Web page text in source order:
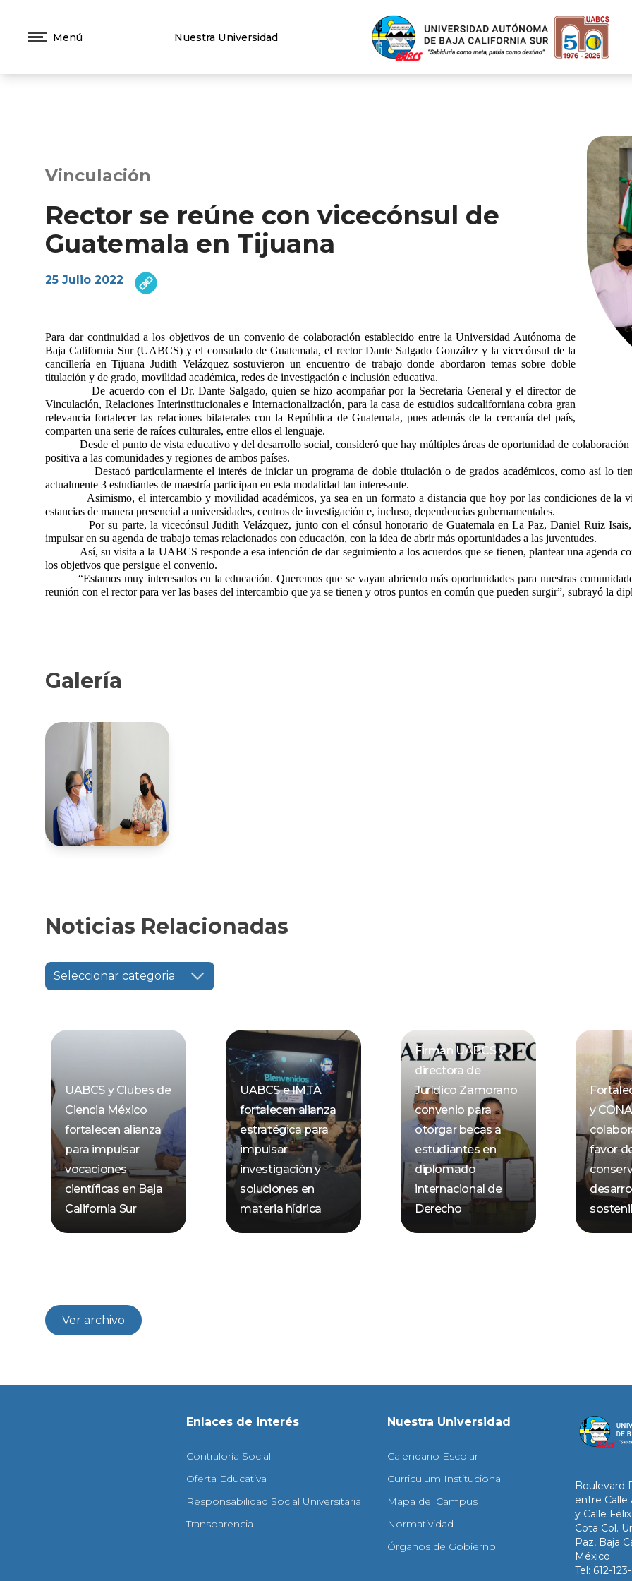
Menú Nuestra Universidad
Vinculación
Rector se reúne con vicecónsul de
Guatemala en Tijuana
25 Julio 2022
Para dar continuidad a los objetivos de un convenio de colaboración establecido entre la Universidad Autónoma de
Baja California Sur (UABCS) y el consulado de Guatemala, el rector Dante Salgado González y la vicecónsul de la
cancillería en Tijuana Judith Velázquez sostuvieron un encuentro de trabajo donde abordaron temas sobre doble
titulación y de grado, movilidad académica, redes de investigación e inclusión educativa.
De acuerdo con el Dr. Dante Salgado, quien se hizo acompañar por la Secretaria General y el director de
Vinculación, Relaciones Interinstitucionales e Internacionalización, para la casa de estudios sudcaliforniana cobra gran
relevancia fortalecer las relaciones bilaterales con la República de Guatemala, pues además de la cercanía del país,
comparten una serie de raíces culturales, entre ellos el lenguaje.
Desde el punto de vista educativo y del desarrollo social, consideró que hay múltiples áreas de oportunidad de colaboración
positiva a las comunidades y regiones de ambos países.
Destacó particularmente el interés de iniciar un programa de doble titulación o de grados académicos, como así lo
actualmente 3 estudiantes de maestría participan en esta modalidad tan interesante.
Asimismo, el intercambio y movilidad académicos, ya sea en un formato a distancia que hoy por las condiciones de la
estancias de manera presencial a universidades, centros de investigación e, incluso, dependencias gubernamentales.
Por su parte, la vicecónsul Judith Velázquez, junto con el cónsul honorario de Guatemala en La Paz, Daniel Ruiz Isais,
impulsar en su agenda de trabajo temas relacionados con educación, con la idea de abrir más oportunidades a las juventudes.
Así, su visita a la UABCS responde a esa intención de dar seguimiento a los acuerdos que se tienen, plantear una agenda
los objetivos que persigue el convenio.
“Estamos muy interesados en la educación. Queremos que se vayan abriendo más oportunidades para nuestras
reunión con el rector para ver las bases del intercambio que ya se tienen y otros puntos en común que pueden surgir”, subrayó la
Galería
Noticias Relacionadas
Seleccionar categoria
UABCS y Clubes de
Ciencia México
fortalecen alianza
para impulsar
vocaciones
científicas en Baja
California Sur
UABCS e IMTA
fortalecen alianza
estratégica para
impulsar
investigación y
soluciones en
materia hídrica
Firman UABCS y
directora de
Jurídico Zamorano
convenio para
otorgar becas a
estudiantes en
diplomado
internacional de
Derecho
y
favor
Ver archivo
Enlaces de interés
Contraloría Social
Oferta Educativa
Responsabilidad Social Universitaria
Transparencia
Nuestra Universidad
Calendario Escolar
Curriculum Institucional
Mapa del Campus
Normatividad
Órganos de Gobierno
Boulevard
entre Calle
y Calle
Cota Col.
Paz, Baja
México
Tel: 612-